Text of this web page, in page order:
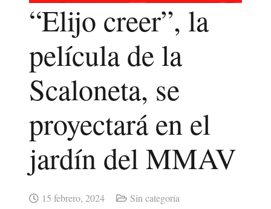
“Elijo creer”, la
película de la
Scaloneta, se
proyectará en el
jardín del MMAV
15 febrero, 2024 Sin categoría